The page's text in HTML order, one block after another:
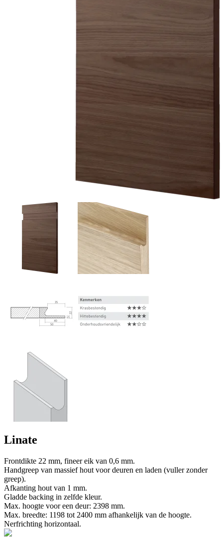
Linate
Frontdikte 22 mm, fineer eik van 0,6 mm.
Handgreep van massief hout voor deuren en laden (vuller zonder
greep).
Afkanting hout van 1 mm.
Gladde backing in zelfde kleur.
Max. hoogte voor een deur: 2398 mm.
Max. breedte: 1198 tot 2400 mm afhankelijk van de hoogte.
Nerfrichting horizontaal.